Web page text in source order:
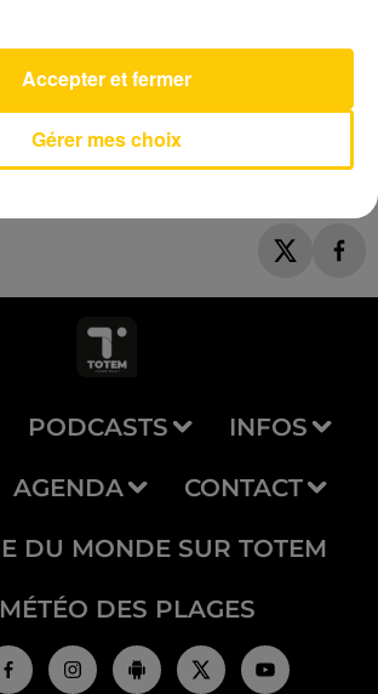
Self Aware
TEMPER CITY
PODCASTS INFOS
AGENDA CONTACT
DU MONDE SUR TOTEM
DES PLAGES
Gérer mes choix
Accepter et fermer